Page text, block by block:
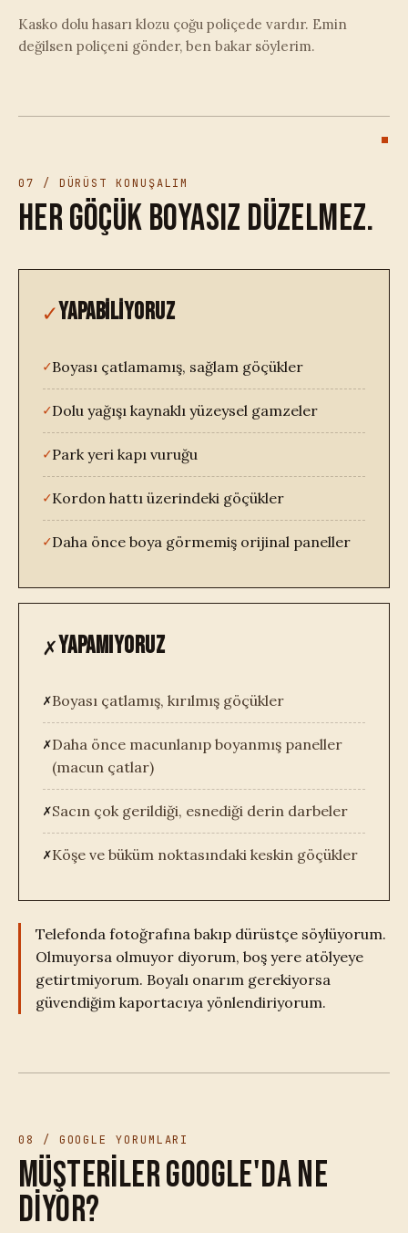
Kasko dolu hasarı klozu çoğu poliçede vardır. Emin
değilsen poliçeni gönder, ben bakar söylerim.
07 / DÜRÜST KONUŞALIM
Her göçük boyasız düzelmez.
✓YAPABİLİYORUZ
✓Boyası çatlamamış, sağlam göçükler
✓Dolu yağışı kaynaklı yüzeysel gamzeler
✓Park yeri kapı vuruğu
✓Kordon hattı üzerindeki göçükler
✓Daha önce boya görmemiş orijinal paneller
✗YAPAMIYORUZ
✗Boyası çatlamış, kırılmış göçükler
✗Daha önce macunlanıp boyanmış paneller
(macun çatlar)
✗Sacın çok gerildiği, esnediği derin darbeler
✗Köşe ve büküm noktasındaki keskin göçükler
Telefonda fotoğrafına bakıp dürüstçe söylüyorum.
Olmuyorsa olmuyor diyorum, boş yere atölyeye
getirtmiyorum. Boyalı onarım gerekiyorsa
güvendiğim kaportacıya yönlendiriyorum.
08 / GOOGLE YORUMLARI
Müşteriler Google'da ne
diyor?